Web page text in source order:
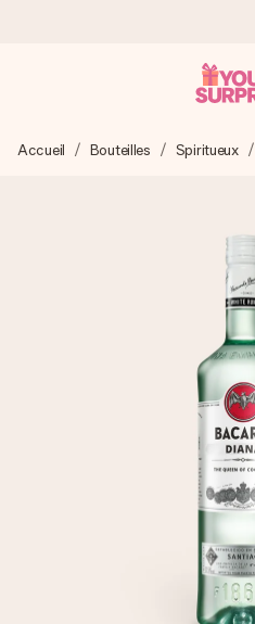
Nous préparons votre
4,9 (sur la base de
Nos cadeaux sont appréciés.
une note de 4,9 sur Google
pays où nous sommes
Carte de vœux
Créez quelque chose
son prénom, votre photo ou
Sans complications, juste
Accueil Bouteilles Spiritueux